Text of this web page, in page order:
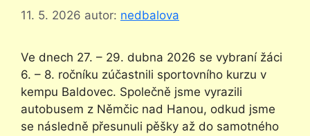
11. 5. 2026 autor: nedbalova
Ve dnech 27. – 29. dubna 2026 se vybraní žáci
6. – 8. ročníku zúčastnili sportovního kurzu v
kempu Baldovec. Společně jsme vyrazili
autobusem z Němčic nad Hanou, odkud jsme
se následně přesunuli pěšky až do samotného